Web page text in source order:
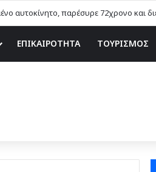
γνωριμίες
ΕΠΙΚΑΙΡΟΤΗΤΑ ΤΟΥΡΙΣΜΟΣ